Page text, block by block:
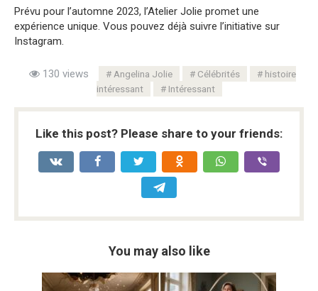
Prévu pour l’automne 2023, l’Atelier Jolie promet une
expérience unique. Vous pouvez déjà suivre l’initiative sur
Instagram.
130 views Angelina Jolie Célébrités
histoire
intéressant
Intéressant
Like this post? Please share to your friends:
You may also like